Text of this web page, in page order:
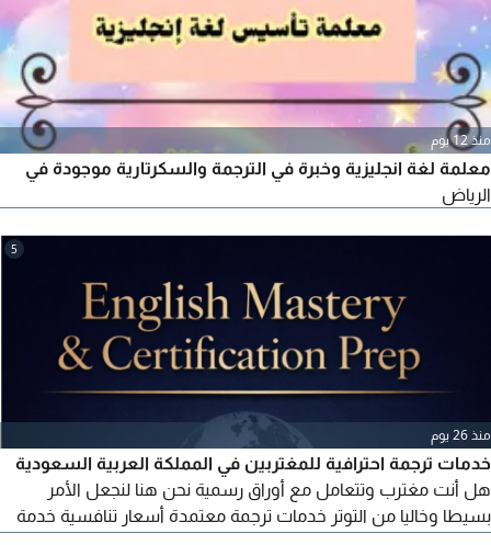
منذ 12 يوم
معلمة لغة انجليزية وخبرة في الترجمة والسكرتارية موجودة في
الرياض
5
منذ 26 يوم
خدمات ترجمة احترافية للمغتربين في المملكة العربية السعودية
هل أنت مغترب وتتعامل مع أوراق رسمية نحن هنا لنجعل الأمر
بسيطا وخاليا من التوتر خدمات ترجمة معتمدة أسعار تنافسية خدمة